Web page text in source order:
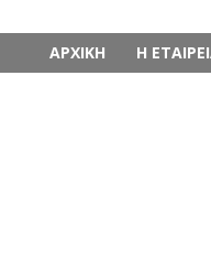
ΑΡΧΙΚΗ Η